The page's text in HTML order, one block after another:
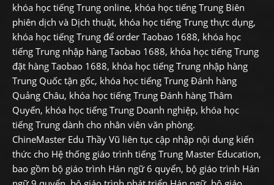
khóa học tiếng Trung online, khóa học tiếng Trung Biên
phiên dịch và Dịch thuật, khóa học tiếng Trung thực dụng,
khóa học tiếng Trung để order Taobao 1688, khóa học
tiếng Trung nhập hàng Taobao 1688, khóa học tiếng Trung
đặt hàng Taobao 1688, khóa học tiếng Trung nhập hàng
Trung Quốc tận gốc, khóa học tiếng Trung Đánh hàng
Quảng Châu, khóa học tiếng Trung Đánh hàng Thâm
Quyến, khóa học tiếng Trung Doanh nghiệp, khóa học
tiếng Trung dành cho nhân viên văn phòng.
ChineMaster Edu Thầy Vũ liên tục cập nhập nội dung kiến
thức cho Hệ thống giáo trình tiếng Trung Master Education,
bao gồm bộ giáo trình Hán ngữ 6 quyển, bộ giáo trình Hán